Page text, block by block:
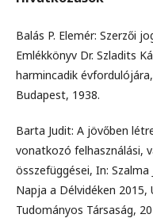
Balás P. Elemér: Szerzői
Emlékkönyv Dr. Szladits
harmincadik
Budapest, 1938.
Barta Judit: A jövőben
vonatkozó felhasználási,
összefüggései, In:
Napja a Délvidéken 2015,
Tudományos Társaság,